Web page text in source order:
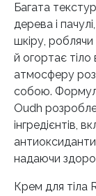
Багата
дерева і
шкіру,
й огортає
атмосферу
собою.
Oudh
інгредієнтів,
надаючи
Крем для тіла